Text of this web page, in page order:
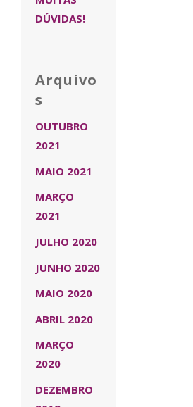
DÚVIDAS!
Arquivo
s
OUTUBRO
2021
MAIO 2021
MARÇO
2021
JULHO 2020
JUNHO 2020
MAIO 2020
ABRIL 2020
MARÇO
2020
DEZEMBRO